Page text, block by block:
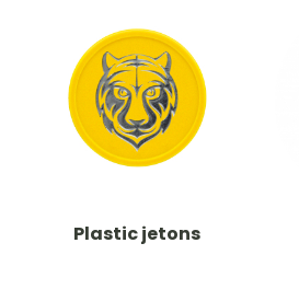
Plastic jetons